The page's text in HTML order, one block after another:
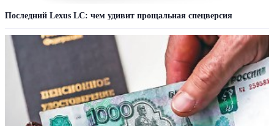
Последний Lexus LC: чем удивит прощальная спецверсия